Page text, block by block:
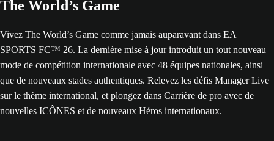
The World’s Game
Vivez The World’s Game comme jamais auparavant dans EA
SPORTS FC™ 26. La dernière mise à jour introduit un tout nouveau
mode de compétition internationale avec 48 équipes nationales, ainsi
que de nouveaux stades authentiques. Relevez les défis Manager Live
sur le thème international, et plongez dans Carrière de pro avec de
nouvelles ICÔNES et de nouveaux Héros internationaux.